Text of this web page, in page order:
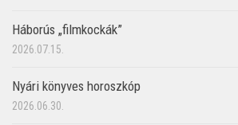
Háborús „filmkockák”
2026.07.15.
Nyári könyves horoszkóp
2026.06.30.